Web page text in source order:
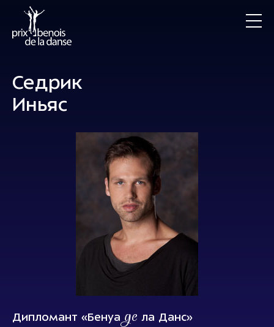
Седрик
Иньяс
Дипломант «Бенуаде ла Данс»